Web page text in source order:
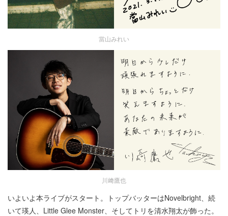
當山みれい
川﨑鷹也
いよいよ本ライブがスタート。トップバッターはNovelbright、続
いて瑛人、Little Glee Monster、そしてトリを清水翔太が飾った。